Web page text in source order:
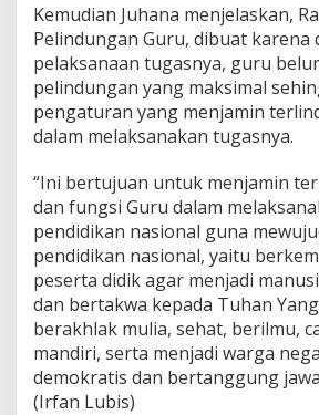
Kemudian Juhana menjelaskan,
Pelindungan Guru, dibuat karena
pelaksanaan tugasnya, guru
pelindungan yang maksimal
pengaturan yang menjamin
dalam melaksanakan tugasnya.
“Ini bertujuan untuk menjamin
dan fungsi Guru dalam
pendidikan nasional guna
pendidikan nasional, yaitu
peserta didik agar menjadi
dan bertakwa kepada Tuhan
berakhlak mulia, sehat, berilmu,
mandiri, serta menjadi warga
demokratis dan bertanggung
(Irfan Lubis)